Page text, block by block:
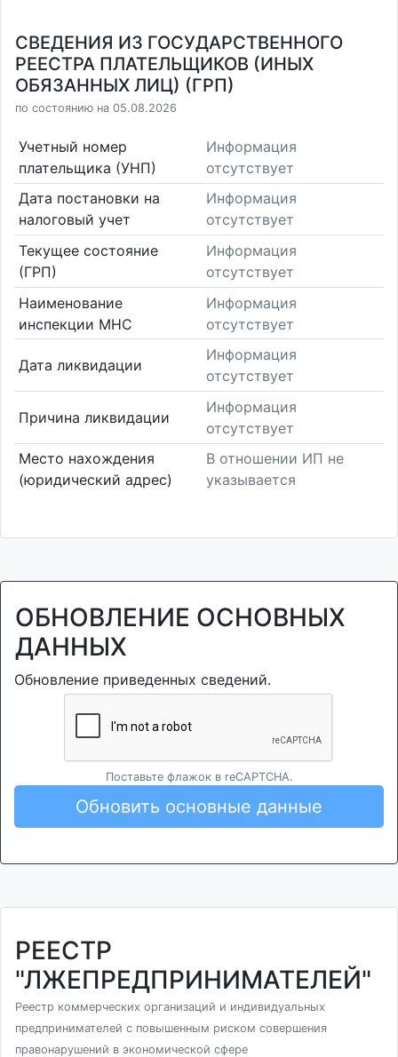
СВЕДЕНИЯ ИЗ ГОСУДАРСТВЕННОГО
РЕЕСТРА ПЛАТЕЛЬЩИКОВ (ИНЫХ
ОБЯЗАННЫХ ЛИЦ) (ГРП)
по состоянию на 05.08.2026
Учетный номер
плательщика (УНП)
Информация
отсутствует
Дата постановки на
налоговый учет
Информация
отсутствует
Текущее состояние
(ГРП)
Информация
отсутствует
Наименование
инспекции МНС
Информация
отсутствует
Дата ликвидации
Информация
отсутствует
Причина ликвидации
Информация
отсутствует
Место нахождения
(юридический адрес)
В отношении ИП не
указывается
ОБНОВЛЕНИЕ ОСНОВНЫХ
ДАННЫХ
Обновление приведенных сведений.
Поставьте флажок в reCAPTCHA.
Обновить основные данные
РЕЕСТР
"ЛЖЕПРЕДПРИНИМАТЕЛЕЙ"
Реестр коммерческих организаций и индивидуальных
предпринимателей с повышенным риском совершения
правонарушений в экономической сфере